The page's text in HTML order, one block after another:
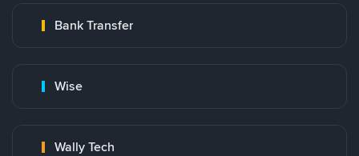
Bank Transfer
Wise
Wally Tech